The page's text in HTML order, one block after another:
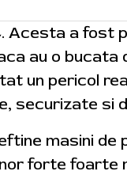
a fost
au o bucata
un pericol
securizate si
masini
forte foarte